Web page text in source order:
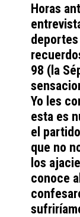
Horas
98 (la
Yo les
esta es
el
que no
los
conoce